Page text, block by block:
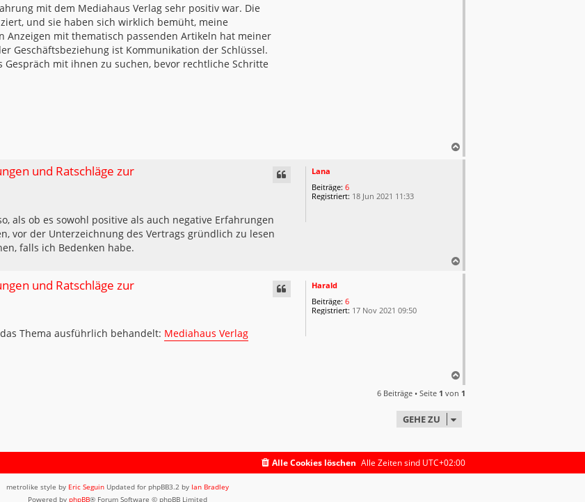
mit dem Mediahaus Verlag sehr positiv war. Die
und sie haben sich wirklich bemüht, meine
mit thematisch passenden Artikeln hat meiner
Geschäftsbeziehung ist Kommunikation der Schlüssel.
mit ihnen zu suchen, bevor rechtliche Schritte
a
Lana
Beiträge: 6
Registriert: 18 Jun 2021 11:33
und Ratschläge zur
als ob es sowohl positive als auch negative Erfahrungen
vor der Unterzeichnung des Vertrags gründlich zu lesen
falls ich Bedenken habe.
a
Harald
Beiträge: 6
Registriert: 17 Nov 2021 09:50
und Ratschläge zur
Thema ausführlich behandelt: Mediahaus Verlag
a
c
n
6 Beiträge • Seite 1 von 1
GEHE ZU
Alle Zeiten sind UTC+02:00
Alle Cookies löschen
metrolike style by Eric Seguin Updated for phpBB3.2 by Ian Bradley
Powered by phpBB® Forum Software © phpBB Limited